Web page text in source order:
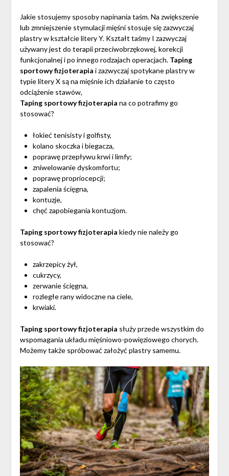
Jakie stosujemy sposoby napinania taśm. Na zwiększenie
lub zmniejszenie stymulacji mięśni stosuje się zazwyczaj
plastry w kształcie litery Y. Kształt taśmy I zazwyczaj
używany jest do terapii przeciwobrzękowej, korekcji
funkcjonalnej i po innego rodzajach operacjach. Taping
sportowy fizjoterapia i zazwyczaj spotykane plastry w
typie litery X są na mięśnie ich działanie to często
odciążenie stawów,
Taping sportowy fizjoterapia na co potrafimy go
stosować?
łokieć tenisisty i golfisty,
kolano skoczka i biegacza,
poprawę przepływu krwi i limfy;
zniwelowanie dyskomfortu;
poprawę propriocepcji;
zapalenia ścięgna,
kontuzje,
chęć zapobiegania kontuzjom.
Taping sportowy fizjoterapia kiedy nie należy go
stosować?
zakrzepicy żył,
cukrzycy,
zerwanie ścięgna,
rozległe rany widoczne na ciele,
krwiaki.
Taping sportowy fizjoterapia służy przede wszystkim do
wspomagania układu mięśniowo-powięziowego chorych.
Możemy także spróbować założyć plastry samemu.